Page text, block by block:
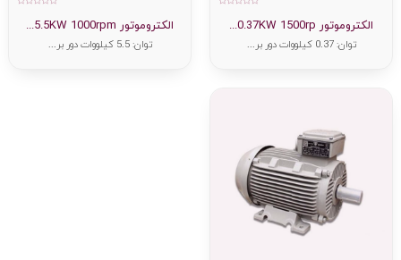
الکتروموتور 0.37KW 1500rp...
توان: 0.37 کیلووات دور بر...
الکتروموتور 5.5KW 1000rpm...
توان: 5.5 کیلووات دور بر...